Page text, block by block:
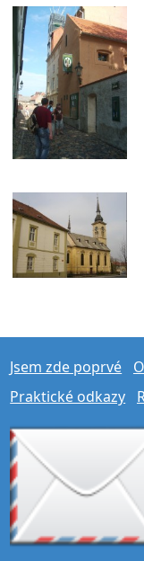
Jsem zde poprvé
Praktické odkazy